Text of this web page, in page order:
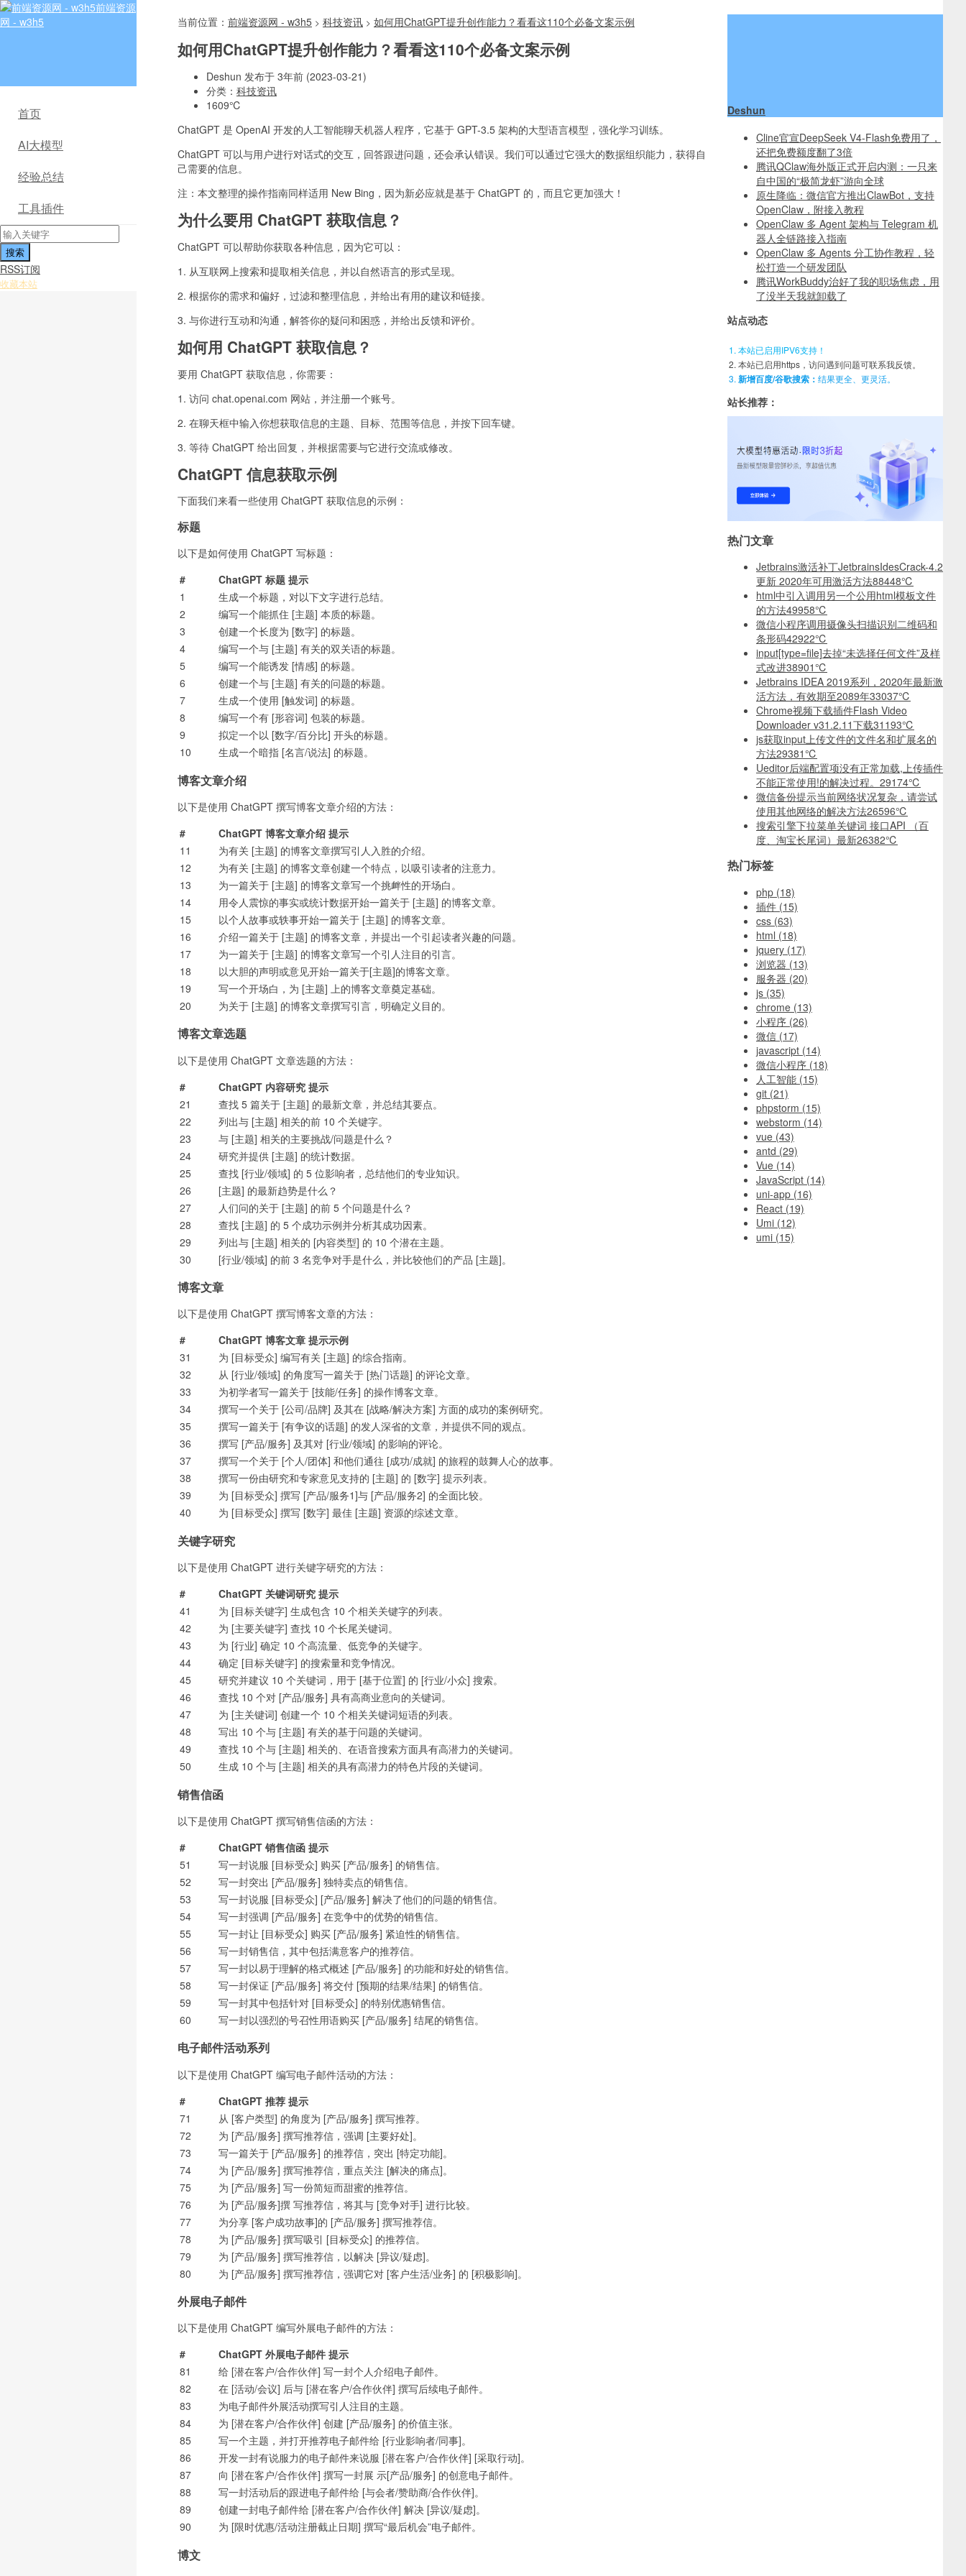
前端资源
网 - w3h5
首页
AI大模型
经验总结
工具插件
RSS订阅
收藏本站
当前位置： 前端资源网 - w3h5 > 科技资讯 > 如何用ChatGPT提升创作能力？看看这110个必备文案示例
如何用ChatGPT提升创作能力？看看这110个必备文案示例
Deshun 发布于 3年前 (2023-03-21)
分类： 科技资讯
1609℃
ChatGPT 是 OpenAI 开发的人工智能聊天机器人程序，它基于 GPT-3.5 架构的大型语言模型，强化学习训练。
ChatGPT 可以与用户进行对话式的交互，回答跟进问题，还会承认错误。我们可以通过它强大的数据组织能力，获得自
己需要的信息。
注：本文整理的操作指南同样适用 New Bing，因为新必应就是基于 ChatGPT 的，而且它更加强大！
为什么要用 ChatGPT 获取信息？
ChatGPT 可以帮助你获取各种信息，因为它可以：
1. 从互联网上搜索和提取相关信息，并以自然语言的形式呈现。
2. 根据你的需求和偏好，过滤和整理信息，并给出有用的建议和链接。
3. 与你进行互动和沟通，解答你的疑问和困惑，并给出反馈和评价。
如何用 ChatGPT 获取信息？
要用 ChatGPT 获取信息，你需要：
1. 访问 chat.openai.com 网站，并注册一个账号。
2. 在聊天框中输入你想获取信息的主题、目标、范围等信息，并按下回车键。
3. 等待 ChatGPT 给出回复，并根据需要与它进行交流或修改。
ChatGPT 信息获取示例
下面我们来看一些使用 ChatGPT 获取信息的示例：
标题
以下是如何使用 ChatGPT 写标题：
#
ChatGPT 标题 提示
1
生成一个标题，对以下文字进行总结。
2
编写一个能抓住 [主题] 本质的标题。
3
创建一个长度为 [数字] 的标题。
4
编写一个与 [主题] 有关的双关语的标题。
5
编写一个能诱发 [情感] 的标题。
6
创建一个与 [主题] 有关的问题的标题。
7
生成一个使用 [触发词] 的标题。
8
编写一个有 [形容词] 包装的标题。
9
拟定一个以 [数字/百分比] 开头的标题。
10
生成一个暗指 [名言/说法] 的标题。
博客文章介绍
以下是使用 ChatGPT 撰写博客文章介绍的方法：
#
ChatGPT 博客文章介绍 提示
11
为有关 [主题] 的博客文章撰写引人入胜的介绍。
12
为有关 [主题] 的博客文章创建一个特点，以吸引读者的注意力。
13
为一篇关于 [主题] 的博客文章写一个挑衅性的开场白。
14
用令人震惊的事实或统计数据开始一篇关于 [主题] 的博客文章。
15
以个人故事或轶事开始一篇关于 [主题] 的博客文章。
16
介绍一篇关于 [主题] 的博客文章，并提出一个引起读者兴趣的问题。
17
为一篇关于 [主题] 的博客文章写一个引人注目的引言。
18
以大胆的声明或意见开始一篇关于[主题]的博客文章。
19
写一个开场白，为 [主题] 上的博客文章奠定基础。
20
为关于 [主题] 的博客文章撰写引言，明确定义目的。
博客文章选题
以下是使用 ChatGPT 文章选题的方法：
#
ChatGPT 内容研究 提示
21
查找 5 篇关于 [主题] 的最新文章，并总结其要点。
22
列出与 [主题] 相关的前 10 个关键字。
23
与 [主题] 相关的主要挑战/问题是什么？
24
研究并提供 [主题] 的统计数据。
25
查找 [行业/领域] 的 5 位影响者，总结他们的专业知识。
26
[主题] 的最新趋势是什么？
27
人们问的关于 [主题] 的前 5 个问题是什么？
28
查找 [主题] 的 5 个成功示例并分析其成功因素。
29
列出与 [主题] 相关的 [内容类型] 的 10 个潜在主题。
30
[行业/领域] 的前 3 名竞争对手是什么，并比较他们的产品 [主题]。
博客文章
以下是使用 ChatGPT 撰写博客文章的方法：
#
ChatGPT 博客文章 提示示例
31
为 [目标受众] 编写有关 [主题] 的综合指南。
32
从 [行业/领域] 的角度写一篇关于 [热门话题] 的评论文章。
33
为初学者写一篇关于 [技能/任务] 的操作博客文章。
34
撰写一个关于 [公司/品牌] 及其在 [战略/解决方案] 方面的成功的案例研究。
35
撰写一篇关于 [有争议的话题] 的发人深省的文章，并提供不同的观点。
36
撰写 [产品/服务] 及其对 [行业/领域] 的影响的评论。
37
撰写一个关于 [个人/团体] 和他们通往 [成功/成就] 的旅程的鼓舞人心的故事。
38
撰写一份由研究和专家意见支持的 [主题] 的 [数字] 提示列表。
39
为 [目标受众] 撰写 [产品/服务1]与 [产品/服务2] 的全面比较。
40
为 [目标受众] 撰写 [数字] 最佳 [主题] 资源的综述文章。
关键字研究
以下是使用 ChatGPT 进行关键字研究的方法：
#
ChatGPT 关键词研究 提示
41
为 [目标关键字] 生成包含 10 个相关关键字的列表。
42
为 [主要关键字] 查找 10 个长尾关键词。
43
为 [行业] 确定 10 个高流量、低竞争的关键字。
44
确定 [目标关键字] 的搜索量和竞争情况。
45
研究并建议 10 个关键词，用于 [基于位置] 的 [行业/小众] 搜索。
46
查找 10 个对 [产品/服务] 具有高商业意向的关键词。
47
为 [主关键词] 创建一个 10 个相关关键词短语的列表。
48
写出 10 个与 [主题] 有关的基于问题的关键词。
49
查找 10 个与 [主题] 相关的、在语音搜索方面具有高潜力的关键词。
50
生成 10 个与 [主题] 相关的具有高潜力的特色片段的关键词。
销售信函
以下是使用 ChatGPT 撰写销售信函的方法：
#
ChatGPT 销售信函 提示
51
写一封说服 [目标受众] 购买 [产品/服务] 的销售信。
52
写一封突出 [产品/服务] 独特卖点的销售信。
53
写一封说服 [目标受众] [产品/服务] 解决了他们的问题的销售信。
54
写一封强调 [产品/服务] 在竞争中的优势的销售信。
55
写一封让 [目标受众] 购买 [产品/服务] 紧迫性的销售信。
56
写一封销售信，其中包括满意客户的推荐信。
57
写一封以易于理解的格式概述 [产品/服务] 的功能和好处的销售信。
58
写一封保证 [产品/服务] 将交付 [预期的结果/结果] 的销售信。
59
写一封其中包括针对 [目标受众] 的特别优惠销售信。
60
写一封以强烈的号召性用语购买 [产品/服务] 结尾的销售信。
电子邮件活动系列
以下是使用 ChatGPT 编写电子邮件活动的方法：
#
ChatGPT 推荐 提示
71
从 [客户类型] 的角度为 [产品/服务] 撰写推荐。
72
为 [产品/服务] 撰写推荐信，强调 [主要好处]。
73
写一篇关于 [产品/服务] 的推荐信，突出 [特定功能]。
74
为 [产品/服务] 撰写推荐信，重点关注 [解决的痛点]。
75
为 [产品/服务] 写一份简短而甜蜜的推荐信。
76
为 [产品/服务]撰 写推荐信，将其与 [竞争对手] 进行比较。
77
为分享 [客户成功故事]的 [产品/服务] 撰写推荐信。
78
为 [产品/服务] 撰写吸引 [目标受众] 的推荐信。
79
为 [产品/服务] 撰写推荐信，以解决 [异议/疑虑]。
80
为 [产品/服务] 撰写推荐信，强调它对 [客户生活/业务] 的 [积极影响]。
外展电子邮件
以下是使用 ChatGPT 编写外展电子邮件的方法：
#
ChatGPT 外展电子邮件 提示
81
给 [潜在客户/合作伙伴] 写一封个人介绍电子邮件。
82
在 [活动/会议] 后与 [潜在客户/合作伙伴] 撰写后续电子邮件。
83
为电子邮件外展活动撰写引人注目的主题。
84
为 [潜在客户/合作伙伴] 创建 [产品/服务] 的价值主张。
85
写一个主题，并打开推荐电子邮件给 [行业影响者/同事]。
86
开发一封有说服力的电子邮件来说服 [潜在客户/合作伙伴] [采取行动]。
87
向 [潜在客户/合作伙伴] 撰写一封展 示[产品/服务] 的创意电子邮件。
88
写一封活动后的跟进电子邮件给 [与会者/赞助商/合作伙伴]。
89
创建一封电子邮件给 [潜在客户/合作伙伴] 解决 [异议/疑虑]。
90
为 [限时优惠/活动注册截止日期] 撰写“最后机会”电子邮件。
博文
Deshun
Cline官宣DeepSeek V4-Flash免费用了，
还把免费额度翻了3倍
腾讯QClaw海外版正式开启内测：一只来
自中国的“极简龙虾”游向全球
原生降临：微信官方推出ClawBot，支持
OpenClaw，附接入教程
OpenClaw 多 Agent 架构与 Telegram 机
器人全链路接入指南
OpenClaw 多 Agents 分工协作教程，轻
松打造一个研发团队
腾讯WorkBuddy治好了我的职场焦虑，用
了没半天我就卸载了
站点动态
本站已启用IPV6支持！
本站已启用https，访问遇到问题可联系我反馈。
新增百度/谷歌搜索： 结果更全、更灵活。
站长推荐：
热门文章
Jetbrains激活补丁JetbrainsIdesCrack-4.2
更新 2020年可用激活方法88448℃
html中引入调用另一个公用html模板文件
的方法49958℃
微信小程序调用摄像头扫描识别二维码和
条形码42922℃
input[type=file]去掉“未选择任何文件”及样
式改进38901℃
Jetbrains IDEA 2019系列，2020年最新激
活方法，有效期至2089年33037℃
Chrome视频下载插件Flash Video
Downloader v31.2.11下载31193℃
js获取input上传文件的文件名和扩展名的
方法29381℃
Ueditor后端配置项没有正常加载,上传插件
不能正常使用!的解决过程。 29174℃
微信备份提示当前网络状况复杂，请尝试
使用其他网络的解决方法26596℃
搜索引擎下拉菜单关键词 接口API （百
度、淘宝长尾词）最新26382℃
热门标签
php (18)
插件 (15)
css (63)
html (18)
jquery (17)
浏览器 (13)
服务器 (20)
js (35)
chrome (13)
小程序 (26)
微信 (17)
javascript (14)
微信小程序 (18)
人工智能 (15)
git (21)
phpstorm (15)
webstorm (14)
vue (43)
antd (29)
Vue (14)
JavaScript (14)
uni-app (16)
React (19)
Umi (12)
umi (15)